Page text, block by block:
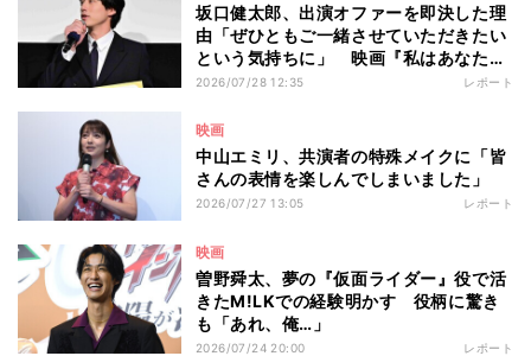
坂口健太郎、出演オファーを即決した理
由「ぜひともご一緒させていただきたい
という気持ちに」 映画『私はあなたを
知らない、』完成披露舞台挨拶
2026/07/28 12:35 レポート
映画
中山エミリ、共演者の特殊メイクに「皆
さんの表情を楽しんでしまいました」
2026/07/27 13:05 レポート
映画
曽野舜太、夢の『仮面ライダー』役で活
きたM!LKでの経験明かす 役柄に驚き
も「あれ、俺…」
2026/07/24 20:00 レポート